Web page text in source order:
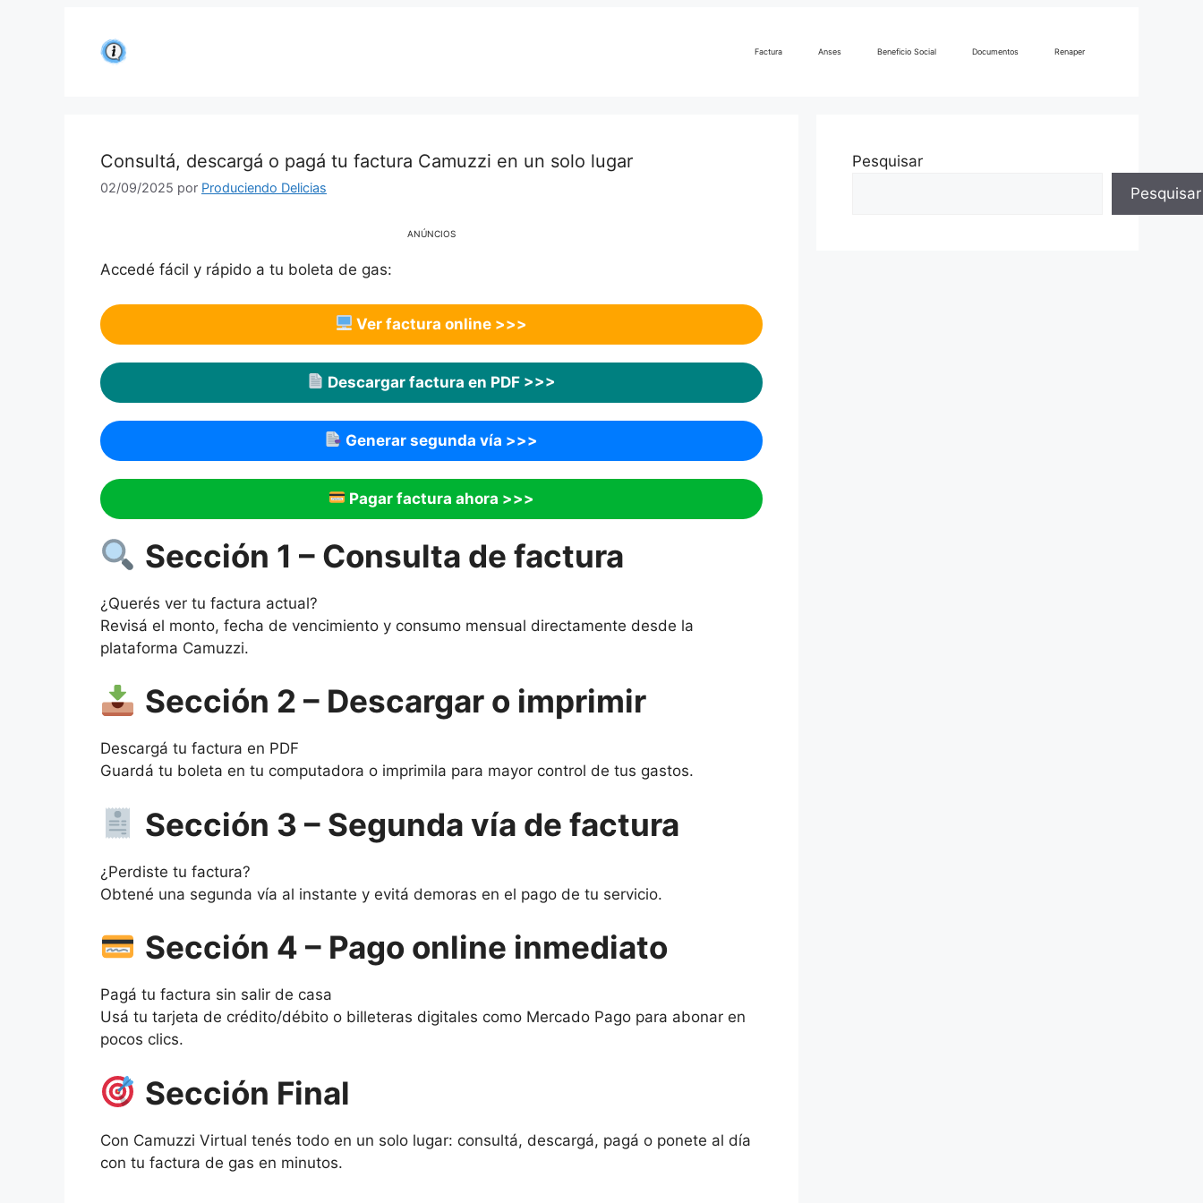
Factura Anses Beneficio Social Documentos Renaper
Consultá, descargá o pagá tu factura Camuzzi en un solo lugar
02/09/2025 por Produciendo Delicias
ANÚNCIOS
Accedé fácil y rápido a tu boleta de gas:
Ver factura online >>>
Descargar factura en PDF >>>
Generar segunda vía >>>
Pagar factura ahora >>>
Sección 1 – Consulta de factura
¿Querés ver tu factura actual?
Revisá el monto, fecha de vencimiento y consumo mensual directamente desde la
plataforma Camuzzi.
Sección 2 – Descargar o imprimir
Descargá tu factura en PDF
Guardá tu boleta en tu computadora o imprimila para mayor control de tus gastos.
Sección 3 – Segunda vía de factura
¿Perdiste tu factura?
Obtené una segunda vía al instante y evitá demoras en el pago de tu servicio.
Sección 4 – Pago online inmediato
Pagá tu factura sin salir de casa
Usá tu tarjeta de crédito/débito o billeteras digitales como Mercado Pago para abonar en
pocos clics.
Sección Final
Con Camuzzi Virtual tenés todo en un solo lugar: consultá, descargá, pagá o ponete al día
con tu factura de gas en minutos.
Pesquisar
Pesquisar